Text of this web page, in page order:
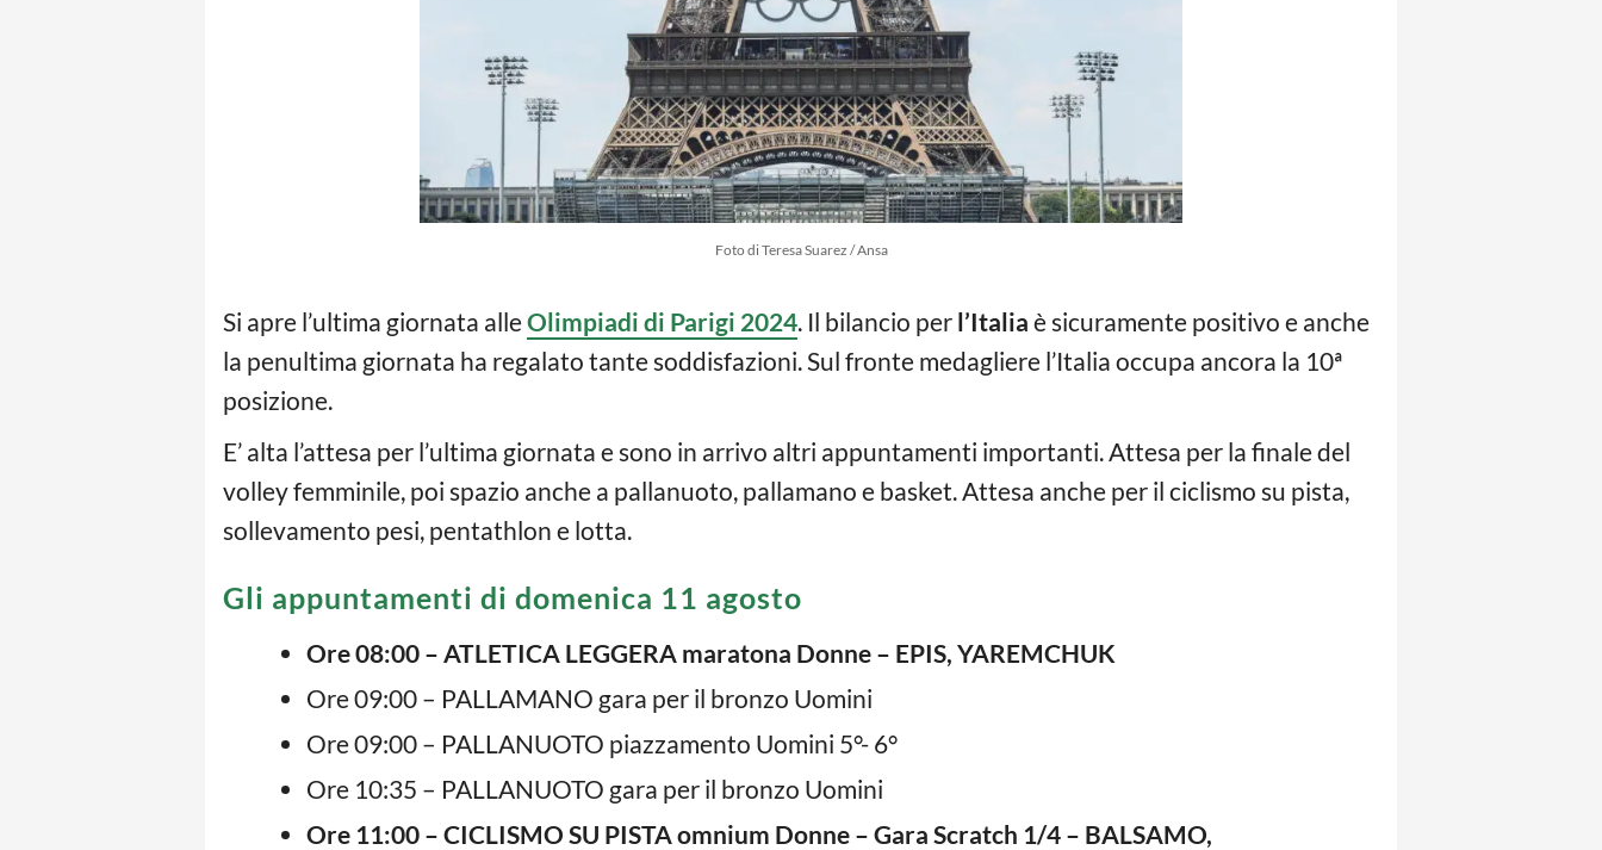
Foto di Teresa Suarez / Ansa
Si apre l’ultima giornata alleOlimpiadi di Parigi 2024. Il bilancio per l’Italia è sicuramente positivo e anche
la penultima giornata ha regalato tante soddisfazioni. Sul fronte medagliere l’Italia occupa ancora la 10ª
posizione.
E’ alta l’attesa per l’ultima giornata e sono in arrivo altri appuntamenti importanti. Attesa per la finale del
volley femminile, poi spazio anche a pallanuoto, pallamano e basket. Attesa anche per il ciclismo su pista,
sollevamento pesi, pentathlon e lotta.
Gli appuntamenti di domenica 11 agosto
Ore 08:00 – ATLETICA LEGGERA maratona Donne – EPIS, YAREMCHUK
Ore 09:00 – PALLAMANO gara per il bronzo Uomini
Ore 09:00 – PALLANUOTO piazzamento Uomini 5°- 6°
Ore 10:35 – PALLANUOTO gara per il bronzo Uomini
Ore 11:00 – CICLISMO SU PISTA omnium Donne – Gara Scratch 1/4 – BALSAMO,